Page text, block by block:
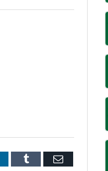
Tumblr Email